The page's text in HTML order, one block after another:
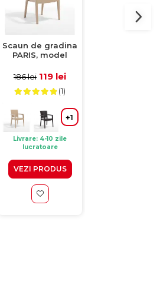
Scaun de gradina
PARIS, model
62x57x88cm
186 lei 119 lei
(1)
+1
Livrare: 4-10 zile
lucratoare
VEZI PRODUS